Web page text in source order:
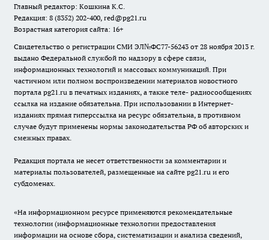
Главный редактор: Кошкина К.С.
Редакция: 8 (8352) 202-400, red@pg21.ru
Возрастная категория сайта: 16+
Свидетельство о регистрации СМИ ЭЛ№ФС77-56243 от 28 ноября 2013 г.
выдано Федеральной службой по надзору в сфере связи,
информационных технологий и массовых коммуникаций. При
частичном или полном воспроизведении материалов новостного
портала pg21.ru в печатных изданиях, а также теле- радиосообщениях
ссылка на издание обязательна. При использовании в Интернет-
изданиях прямая гиперссылка на ресурс обязательна, в противном
случае будут применены нормы законодательства РФ об авторских и
смежных правах.
Редакция портала не несет ответственности за комментарии и
материалы пользователей, размещенные на сайте pg21.ru и его
субдоменах.
«На информационном ресурсе применяются рекомендательные
технологии (информационные технологии предоставления
информации на основе сбора, систематизации и анализа сведений,